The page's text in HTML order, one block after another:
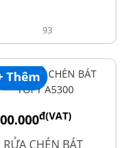
93
Thêm
đ(VAT)
RỬA CHÉN BÁT